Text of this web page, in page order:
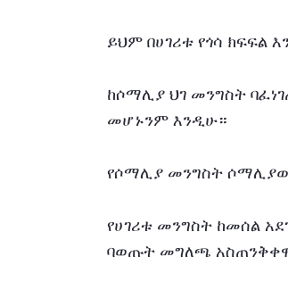
ይህም በሀገሪቱ የጎሳ ክፍፍል
ከሶማሊያ ህገ መንግስት
መሆኑንም እንዲሁ።
የሶማሊያ መንግስት
የሀገሪቱ መንግስት ከመሰል
ባወጡት መግለጫ